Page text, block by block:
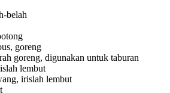
belah
goreng
goreng, digunakan untuk taburan
lembut
irislah lembut